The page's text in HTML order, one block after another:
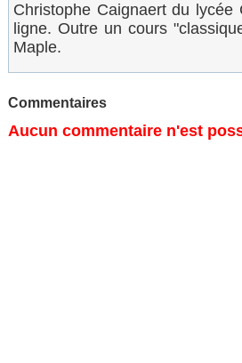
Christophe Caignaert du
ligne. Outre un cours
Maple.
Commentaires
Aucun commentaire n'est